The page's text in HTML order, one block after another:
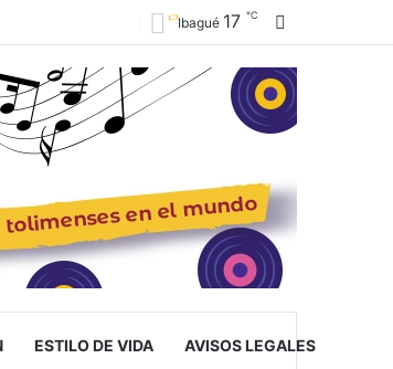
Ibagué 17 ℃
ESTILO DE VIDA AVISOS LEGALES